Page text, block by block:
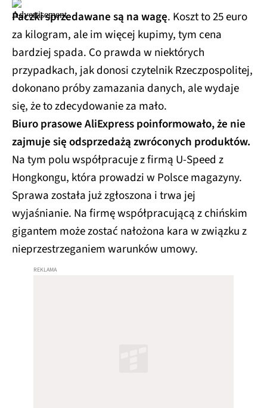
Paczki sprzedawane są na wagę. Koszt to 25 euro
za kilogram, ale im więcej kupimy, tym cena
bardziej spada. Co prawda w niektórych
przypadkach, jak donosi czytelnik Rzeczpospolitej,
dokonano próby zamazania danych, ale wydaje
się, że to zdecydowanie za mało.
Biuro prasowe AliExpress poinformowało, że nie
zajmuje się odsprzedażą zwróconych produktów.
Na tym polu współpracuje z firmą U-Speed z
Hongkongu, która prowadzi w Polsce magazyny.
Sprawa została już zgłoszona i trwa jej
wyjaśnianie. Na firmę współpracującą z chińskim
gigantem może zostać nałożona kara w związku z
nieprzestrzeganiem warunków umowy.